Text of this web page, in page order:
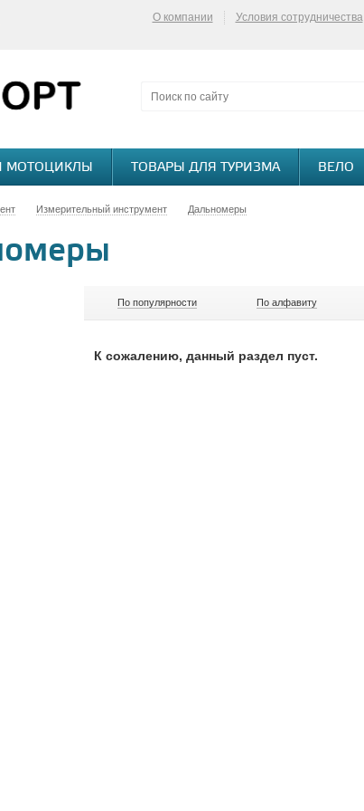
О компании Условия сотрудничества
МОТОЦИКЛЫ ТОВАРЫ ДЛЯ ТУРИЗМА ВЕЛО
Измерительный инструмент Дальномеры
По популярности По алфавиту
К сожалению, данный раздел пуст.